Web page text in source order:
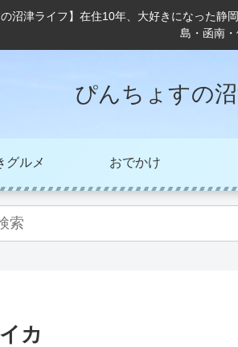
の沼津ライフ】在住10年、大好きになった
島・函南
ぴんちょすの
グルメ おでかけ
イカ